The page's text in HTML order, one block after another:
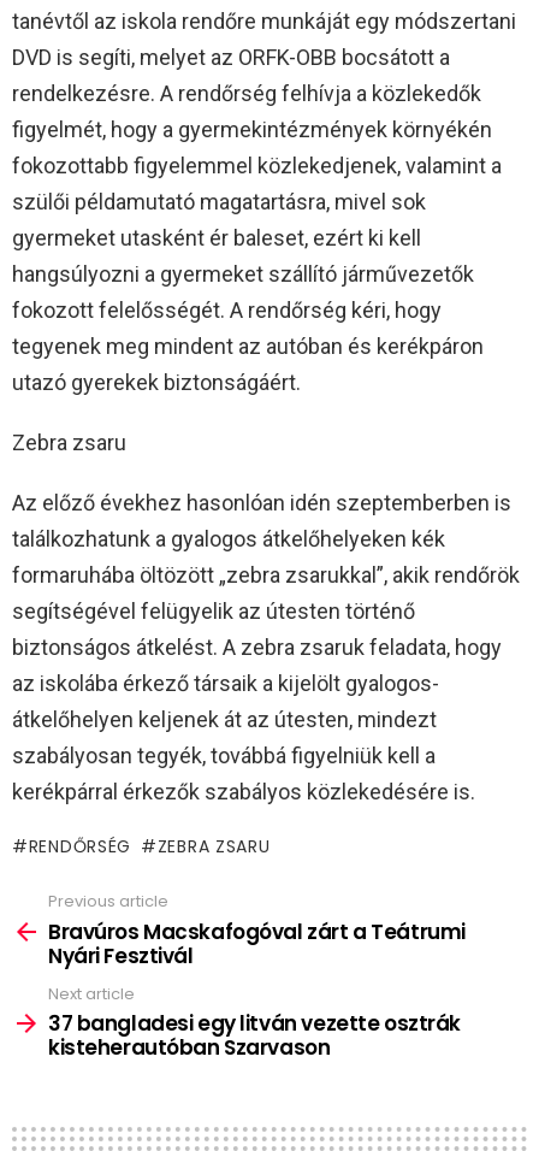
tanévtől az iskola rendőre munkáját egy módszertani
DVD is segíti, melyet az ORFK-OBB bocsátott a
rendelkezésre. A rendőrség felhívja a közlekedők
figyelmét, hogy a gyermekintézmények környékén
fokozottabb figyelemmel közlekedjenek, valamint a
szülői példamutató magatartásra, mivel sok
gyermeket utasként ér baleset, ezért ki kell
hangsúlyozni a gyermeket szállító járművezetők
fokozott felelősségét. A rendőrség kéri, hogy
tegyenek meg mindent az autóban és kerékpáron
utazó gyerekek biztonságáért.
Zebra zsaru
Az előző évekhez hasonlóan idén szeptemberben is
találkozhatunk a gyalogos átkelőhelyeken kék
formaruhába öltözött „zebra zsarukkal”, akik rendőrök
segítségével felügyelik az útesten történő
biztonságos átkelést. A zebra zsaruk feladata, hogy
az iskolába érkező társaik a kijelölt gyalogos-
átkelőhelyen keljenek át az útesten, mindezt
szabályosan tegyék, továbbá figyelniük kell a
kerékpárral érkezők szabályos közlekedésére is.
RENDŐRSÉG ZEBRA ZSARU
more
Previous article
Bravúros Macskafogóval zárt a Teátrumi
Nyári Fesztivál
Next article
37 bangladesi egy litván vezette osztrák
kisteherautóban Szarvason